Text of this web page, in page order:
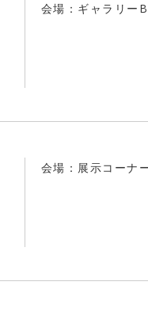
会場：ギャラリーB
会場：展示コーナ